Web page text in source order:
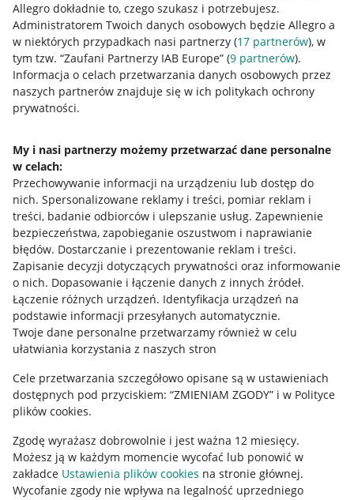
Allegro dokładnie to, czego szukasz i potrzebujesz.
Administratorem Twoich danych osobowych będzie Allegro a
w niektórych przypadkach nasi partnerzy (17 partnerów), w
tym tzw. “Zaufani Partnerzy IAB Europe” (9 partnerów).
Informacja o celach przetwarzania danych osobowych przez
naszych partnerów znajduje się w ich politykach ochrony
prywatności.
My i nasi partnerzy możemy przetwarzać dane personalne
w celach:
Przechowywanie informacji na urządzeniu lub dostęp do
nich. Spersonalizowane reklamy i treści, pomiar reklam i
treści, badanie odbiorców i ulepszanie usług. Zapewnienie
bezpieczeństwa, zapobieganie oszustwom i naprawianie
błędów. Dostarczanie i prezentowanie reklam i treści.
Zapisanie decyzji dotyczących prywatności oraz informowanie
o nich. Dopasowanie i łączenie danych z innych źródeł.
Łączenie różnych urządzeń. Identyfikacja urządzeń na
podstawie informacji przesyłanych automatycznie.
Twoje dane personalne przetwarzamy również w celu
ułatwiania korzystania z naszych stron
Cele przetwarzania szczegółowo opisane są w ustawieniach
dostępnych pod przyciskiem: “ZMIENIAM ZGODY” i w Polityce
plików cookies.
Zgodę wyrażasz dobrowolnie i jest ważna 12 miesięcy.
Możesz ją w każdym momencie wycofać lub ponowić w
zakładce Ustawienia plików cookies na stronie głównej.
Wycofanie zgody nie wpływa na legalność uprzedniego
Przydatne informacje
Jak to działa
Allegro Gadane dla sprzedających
Allegro Gadane dla kupujących
Mapa miejscowości
Informacje prawne
Regulamin
Polityka plików "cookies"
Ustawienia plików "cookies"
Udostępnianie lokalizacji
Informacje dla Aktu o Usługach Cyfrowych
Pobierz aplikację